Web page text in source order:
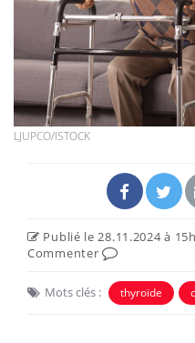
LJUPCO/ISTOCK
Publié le 28.11.2024 à
Commenter
Mots clés : thyroïde